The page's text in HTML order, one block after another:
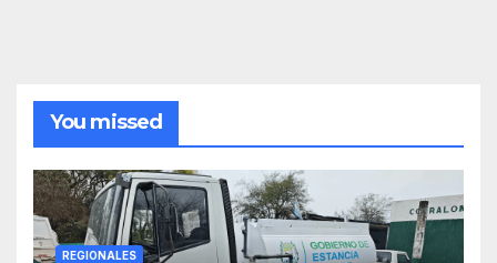
You missed
REGIONALES